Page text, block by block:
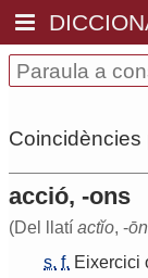
Coincidències
acció, -ons
(Del llatí actĭo, -
s. f. Eixercici